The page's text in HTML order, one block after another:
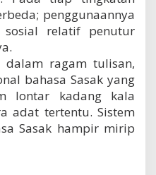
penggunaannya
relatif penutur
ragam tulisan,
bahasa Sasak yang
lontar kadang kala
adat tertentu. Sistem
Sasak hampir mirip